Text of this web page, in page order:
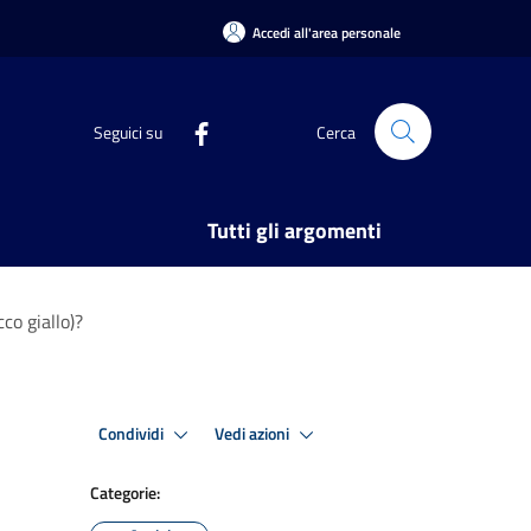
Accedi all'area personale
Seguici su Cerca
Tutti gli argomenti
giallo)?
Condividi Vedi azioni
Categorie: